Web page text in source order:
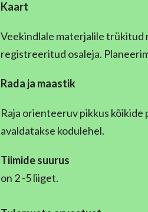
Kaart
Veekindlale materjalile trükitud
registreeritud osaleja.
Rada ja maastik
Raja orienteeruv pikkus kõikide
avaldatakse kodulehel.
Tiimide suurus
on 2 -5 liiget.